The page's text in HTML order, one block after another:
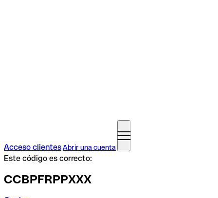
Acceso clientesAbrir una cuenta
Este código es correcto:
CCBPFRPPXXX